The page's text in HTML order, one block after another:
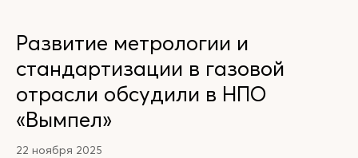
Развитие метрологии и
стандартизации в газовой
отрасли обсудили в НПО
«Вымпел»
22 ноября 2025